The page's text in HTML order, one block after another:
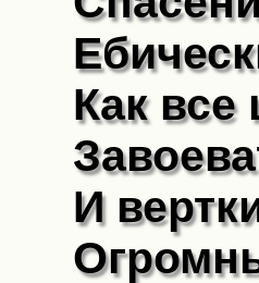
Как
И